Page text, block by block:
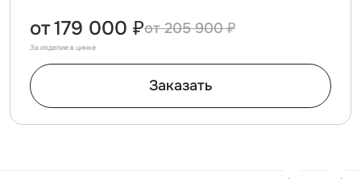
205 900 ₽
от179 000 ₽
За изделие в цинке
Заказать